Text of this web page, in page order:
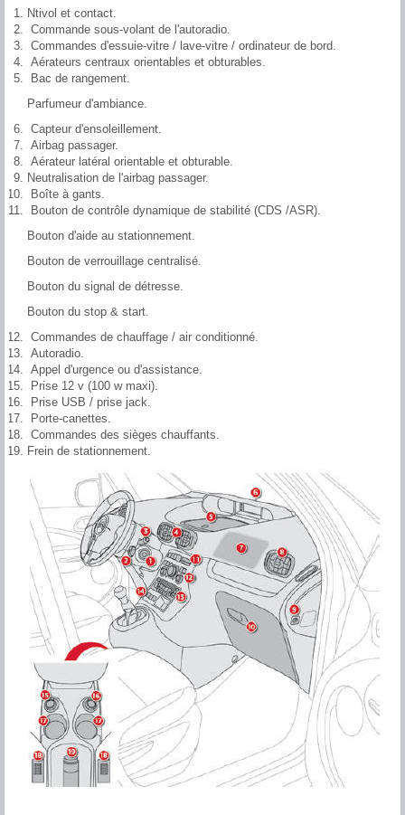
Ntivol et contact.
Commande sous-volant de l'autoradio.
Commandes d'essuie-vitre / lave-vitre / ordinateur de bord.
Aérateurs centraux orientables et obturables.
Bac de rangement.
Parfumeur d'ambiance.
Capteur d'ensoleillement.
Airbag passager.
Aérateur latéral orientable et obturable.
Neutralisation de l'airbag passager.
Boîte à gants.
Bouton de contrôle dynamique de stabilité (CDS /ASR).
Bouton d'aide au stationnement.
Bouton de verrouillage centralisé.
Bouton du signal de détresse.
Bouton du stop & start.
Commandes de chauffage / air conditionné.
Autoradio.
Appel d'urgence ou d'assistance.
Prise 12 v (100 w maxi).
Prise USB / prise jack.
Porte-canettes.
Commandes des sièges chauffants.
Frein de stationnement.